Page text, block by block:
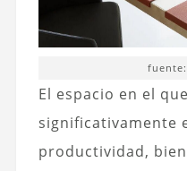
El espacio en el
significativamente
productividad,